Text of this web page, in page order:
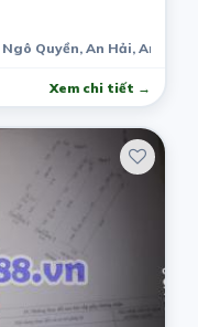
Quyền, An Hải, An
Xem chi tiết →